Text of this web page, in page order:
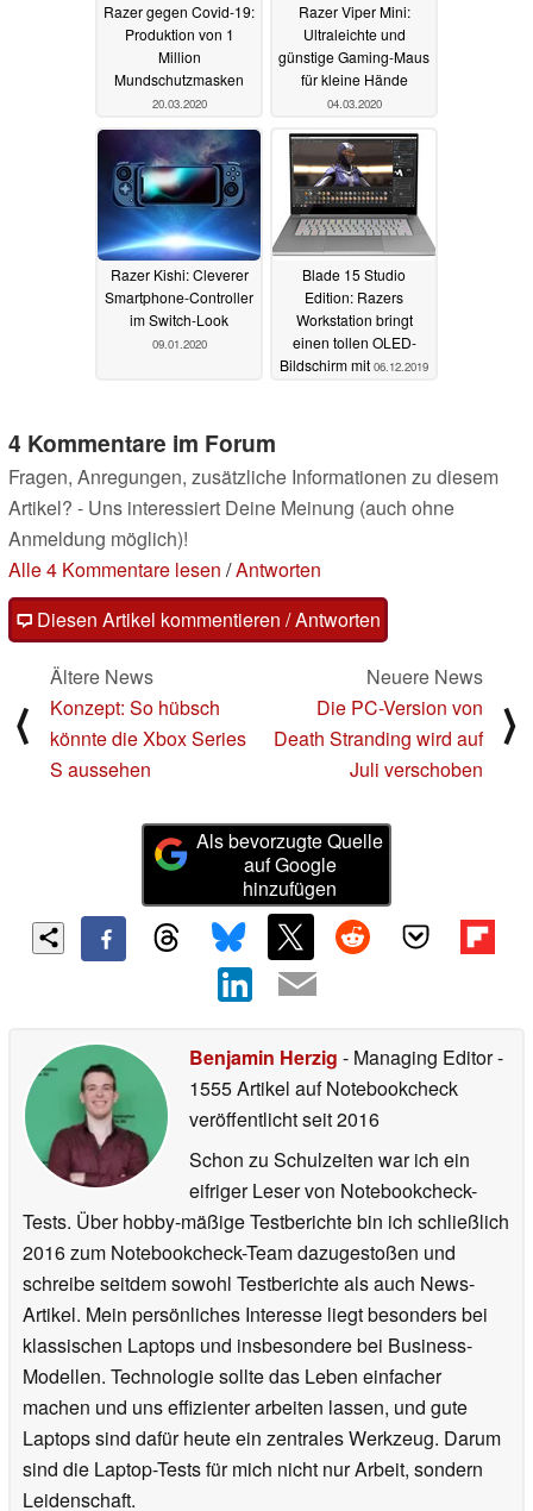
Razer gegen Covid-19:
Produktion von 1
Million
Mundschutzmasken
20.03.2020
Razer Viper Mini:
Ultraleichte und
günstige Gaming-Maus
für kleine Hände
04.03.2020
Razer Kishi: Cleverer
Smartphone-Controller
im Switch-Look
09.01.2020
Blade 15 Studio
Edition: Razers
Workstation bringt
einen tollen OLED-
Bildschirm mit 06.12.2019
4 Kommentare im Forum
Fragen, Anregungen, zusätzliche Informationen zu diesem
Artikel? - Uns interessiert Deine Meinung (auch ohne
Anmeldung möglich)!
Alle 4 Kommentare lesen /Antworten
Diesen Artikel kommentieren / Antworten
⟨
Ältere News
Konzept: So hübsch
könnte die Xbox Series
S aussehen
Neuere News
Die PC-Version von
Death Stranding wird auf
Juli verschoben
⟩
Als bevorzugte Quelle
auf Google
hinzufügen
Benjamin Herzig - Managing Editor-
1555 Artikel auf Notebookcheck
veröffentlichtseit 2016
Schon zu Schulzeiten war ich ein
eifriger Leser von Notebookcheck-
Tests. Über hobby-mäßige Testberichte bin ich schließlich
2016 zum Notebookcheck-Team dazugestoßen und
schreibe seitdem sowohl Testberichte als auch News-
Artikel. Mein persönliches Interesse liegt besonders bei
klassischen Laptops und insbesondere bei Business-
Modellen. Technologie sollte das Leben einfacher
machen und uns effizienter arbeiten lassen, und gute
Laptops sind dafür heute ein zentrales Werkzeug. Darum
sind die Laptop-Tests für mich nicht nur Arbeit, sondern
Leidenschaft.